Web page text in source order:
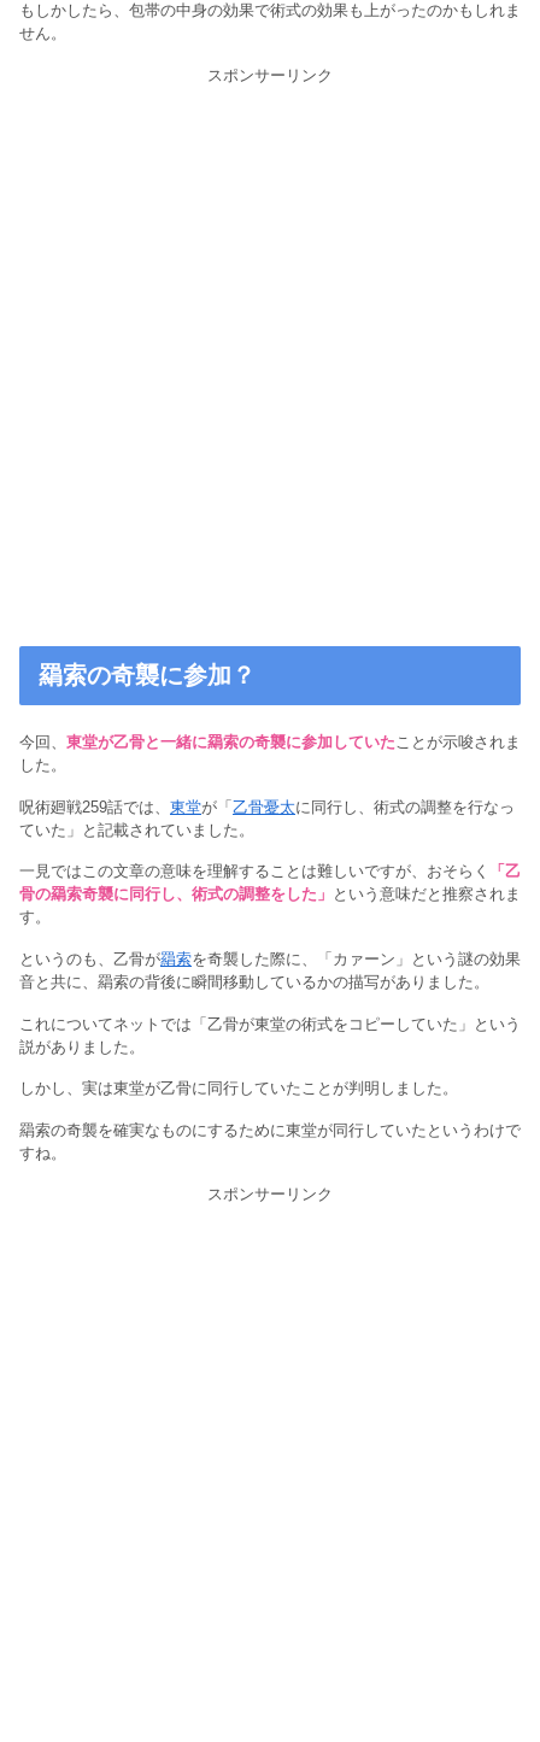
もしかしたら、包帯の中身の効果で術式の効果も上がったのかもしれま
せん。
スポンサーリンク
羂索の奇襲に参加？
今回、 東堂が乙骨と一緒に羂索の奇襲に参加していたことが示唆されま
した。
呪術廻戦259話では、 東堂が「 乙骨憂太に同行し、術式の調整を行なっ
ていた」と記載されていました。
一見ではこの文章の意味を理解することは難しいですが、おそらく
「乙
骨の羂索奇襲に同行し、術式の調整をした」 という意味だと推察されま
す。
というのも、乙骨が羂索を奇襲した際に、「カァーン」という謎の効果
音と共に、羂索の背後に瞬間移動しているかの描写がありました。
これについてネットでは「乙骨が東堂の術式をコピーしていた」という
説がありました。
しかし、実は東堂が乙骨に同行していたことが判明しました。
羂索の奇襲を確実なものにするために東堂が同行していたというわけで
すね。
スポンサーリンク